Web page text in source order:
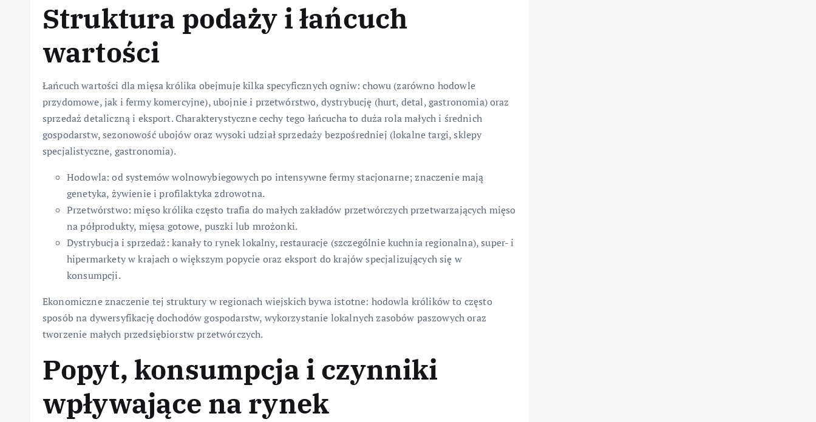
Struktura podaży i łańcuch
wartości
Łańcuch wartości dla mięsa królika obejmuje kilka specyficznych ogniw: chowu (zarówno hodowle
przydomowe, jak i fermy komercyjne), ubojnie i przetwórstwo, dystrybucję (hurt, detal, gastronomia) oraz
sprzedaż detaliczną i eksport. Charakterystyczne cechy tego łańcucha to duża rola małych i średnich
gospodarstw, sezonowość ubojów oraz wysoki udział sprzedaży bezpośredniej (lokalne targi, sklepy
specjalistyczne, gastronomia).
Hodowla: od systemów wolnowybiegowych po intensywne fermy stacjonarne; znaczenie mają
genetyka, żywienie i profilaktyka zdrowotna.
Przetwórstwo: mięso królika często trafia do małych zakładów przetwórczych przetwarzających mięso
na półprodukty, mięsa gotowe, puszki lub mrożonki.
Dystrybucja i sprzedaż: kanały to rynek lokalny, restauracje (szczególnie kuchnia regionalna), super- i
hipermarkety w krajach o większym popycie oraz eksport do krajów specjalizujących się w
konsumpcji.
Ekonomiczne znaczenie tej struktury w regionach wiejskich bywa istotne: hodowla królików to często
sposób na dywersyfikację dochodów gospodarstw, wykorzystanie lokalnych zasobów paszowych oraz
tworzenie małych przedsiębiorstw przetwórczych.
Popyt, konsumpcja i czynniki
wpływające na rynek